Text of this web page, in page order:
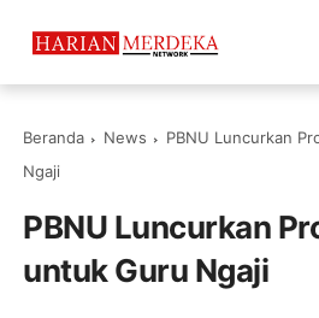
Beranda News
PBNU Luncurkan
Ngaji
PBNU Luncurkan
untuk Guru Ngaji